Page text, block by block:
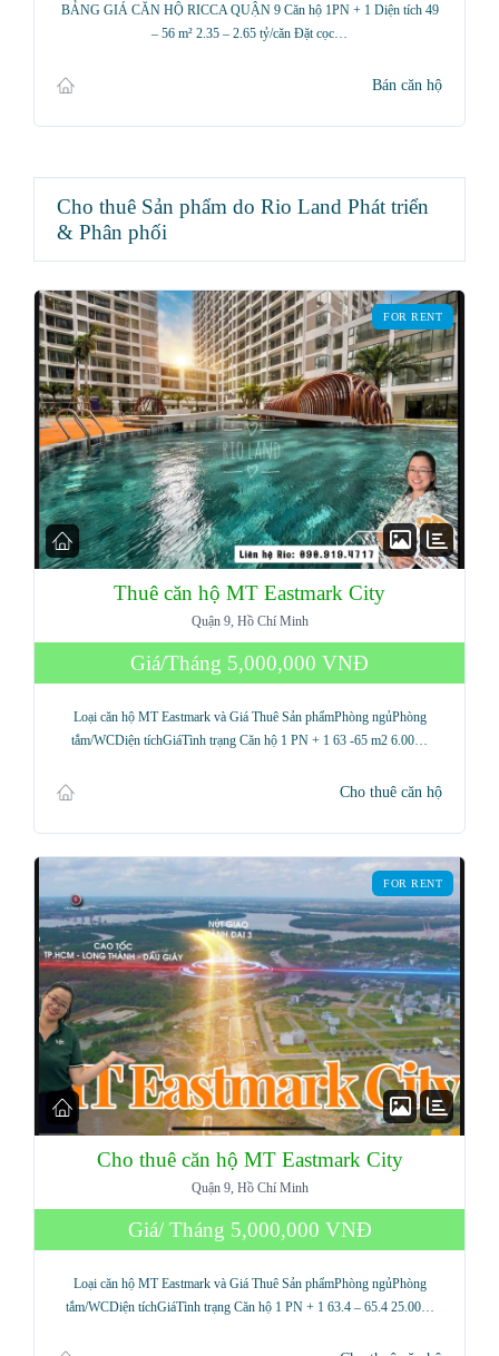
BẢNG GIÁ CĂN HỘ RICCA QUẬN 9 Căn hộ 1PN + 1 Diện tích 49
– 56 m² 2.35 – 2.65 tỷ/căn Đặt cọc…
Bán căn hộ
Cho thuê Sản phẩm do Rio Land Phát triển
& Phân phối
FOR RENT
Thuê căn hộ MT Eastmark City
Quận 9, Hồ Chí Minh
Giá/Tháng 5,000,000 VNĐ
Loại căn hộ MT Eastmark và Giá Thuê Sản phẩmPhòng ngủPhòng
tắm/WCDiện tíchGiáTình trạng Căn hộ 1 PN + 1 63 -65 m2 6.00…
Cho thuê căn hộ
FOR RENT
Cho thuê căn hộ MT Eastmark City
Quận 9, Hồ Chí Minh
Giá/ Tháng 5,000,000 VNĐ
Loại căn hộ MT Eastmark và Giá Thuê Sản phẩmPhòng ngủPhòng
tắm/WCDiện tíchGiáTình trạng Căn hộ 1 PN + 1 63.4 – 65.4 25.00…